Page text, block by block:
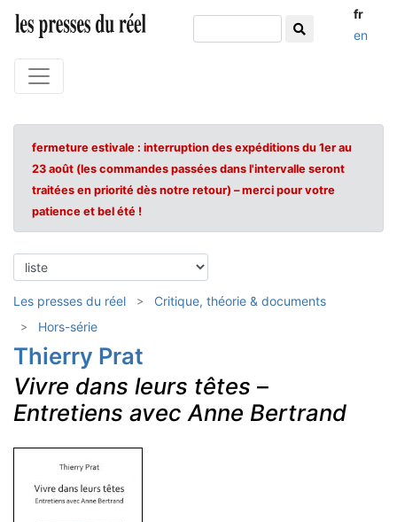
fr
en
fermeture estivale : interruption des expéditions du 1er au
23 août (les commandes passées dans l'intervalle seront
traitées en priorité dès notre retour) – merci pour votre
patience et bel été !
Les presses du réel
Critique, théorie & documents
Hors-série
Thierry Prat
Vivre dans leurs têtes –
Entretiens avec Anne Bertrand